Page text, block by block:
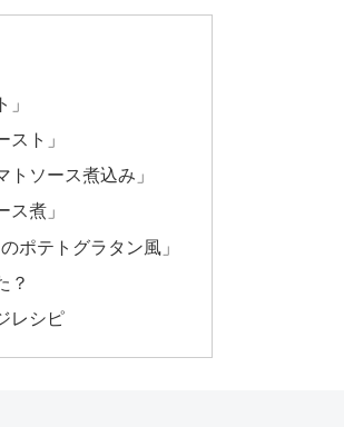
ト」
ソース煮込み」
煮」
ポテトグラタン風」
？
レシピ